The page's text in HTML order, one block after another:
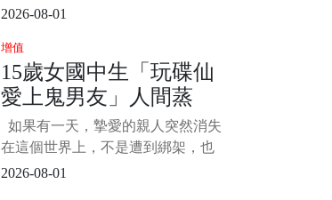
女店長獨自前往公婆住處接 4 歲女
刀身亡。 死者弟弟獨家接受採訪，
還原案發當天公公如何點名要求姊
姊親自來接小孩，質疑根本是精心
布局的奪命陷阱。 更令人不寒而慄
的是，檢警相驗後發現
2026-08-01
增值
15歲女國中生「玩碟仙
愛上鬼男友」人間蒸
發！14年後「家屬收到
150字書信」徹底崩潰
如果有一天，摯愛的親人突然消失
在這個世界上，不是遭到綁架，也
不是被歹徒害命，而是就這樣失蹤
2026-08-01